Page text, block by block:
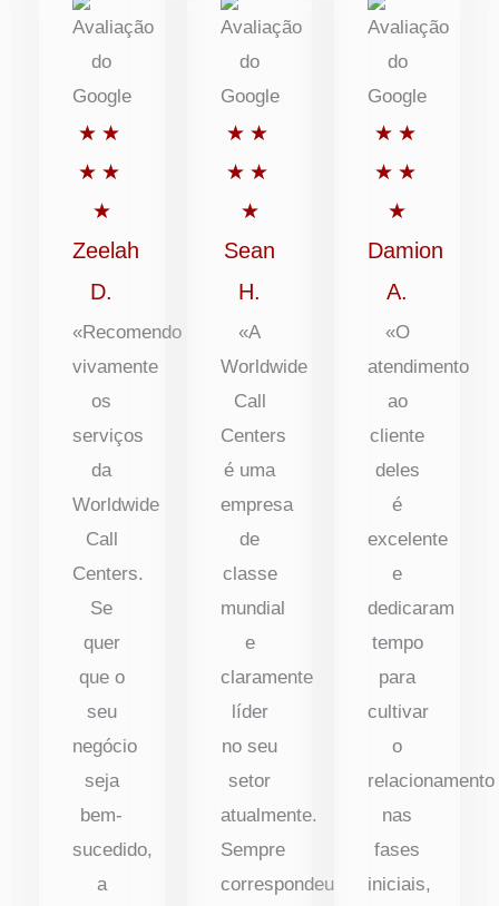
★ ★
★ ★
★
Classificado
com
5
de
Zeelah
D.
«Recomendo
vivamente
os
serviços
da
Worldwide
Call
Centers.
Se
quer
que o
seu
negócio
seja
bem-
sucedido,
a
★ ★
★ ★
★
Classificado
com
5
de
Sean
H.
«A
Worldwide
Call
Centers
é uma
empresa
de
classe
mundial
e
claramente
líder
no seu
setor
atualmente.
Sempre
correspondeu
★ ★
★ ★
★
com
de
Damion
A.
«O
atendimento
ao
cliente
deles
é
excelente
e
dedicaram
tempo
para
cultivar
o
relacionamento
nas
fases
iniciais,